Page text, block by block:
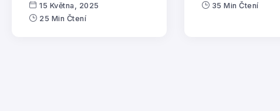
15 Května, 2025
25 Min Čtení
35 Min Čtení